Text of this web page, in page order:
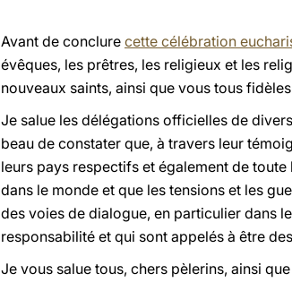
Avant de conclure cette célébration
évêques, les prêtres, les religieux et les
nouveaux saints, ainsi que vous tous
Je salue les délégations officielles de
beau de constater que, à travers leur
leurs pays respectifs et également de toute
dans le monde et que les tensions et les
des voies de dialogue, en particulier dans
responsabilité et qui sont appelés à être
Je vous salue tous, chers pèlerins, ainsi